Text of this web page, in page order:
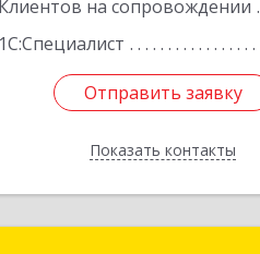
Клиентов на сопровождении
1С:Специалист
Отправить заявку
Показать контакты
Отправить заявку
Назад